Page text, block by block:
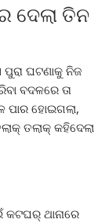
ଦେଲା ତିନ
ଘଟଣାକୁ ନିଜ
ବଦଳରେ ତା
ପାର ହୋଇଗଲା,
ତଲାକ୍ କହିଦେଲା
କଟଘର୍ ଥାନାରେ